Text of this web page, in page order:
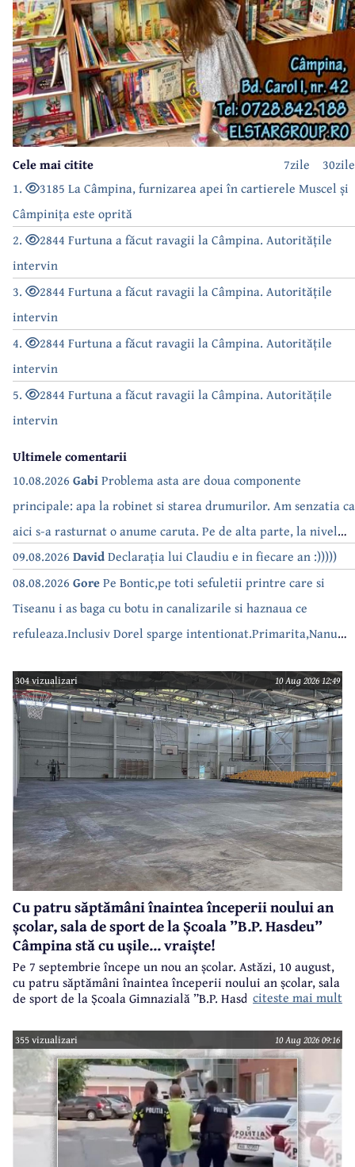
30zile
7zile
Cele mai citite
1.
3185 La Câmpina, furnizarea apei în cartierele Muscel și
Câmpinița este oprită
2.
2844 Furtuna a făcut ravagii la Câmpina. Autoritățile
intervin
3.
2844 Furtuna a făcut ravagii la Câmpina. Autoritățile
intervin
4.
2844 Furtuna a făcut ravagii la Câmpina. Autoritățile
intervin
5.
2844 Furtuna a făcut ravagii la Câmpina. Autoritățile
intervin
Ultimele comentarii
10.08.2026 GabiProblema asta are doua componente
principale: apa la robinet si starea drumurilor. Am senzatia ca
aici s-a rasturnat o anume caruta. Pe de alta parte, la nivel
national, serialul asta deja a difuzat episoadele 'fara apa' si
'fara energie'. Banuiesc ca urmeaza episodul 'fara hrana'.
09.08.2026 DavidDeclarația lui Claudiu e in fiecare an :)))))
08.08.2026 GorePe Bontic,pe toti sefuletii printre care si
Tiseanu i as baga cu botu in canalizarile si haznaua ce
refuleaza.Inclusiv Dorel sparge intentionat.Primarita,Nanu
304 vizualizari 10 Aug 2026 12:49
Cu patru săptămâni înaintea începerii noului an
școlar, sala de sport de la Școala ”B.P. Hasdeu”
Câmpina stă cu ușile... vraiște!
Pe 7 septembrie începe un nou an școlar. Astăzi, 10 august,
cu patru săptămâni înaintea începerii noului an școlar, sala
de sport de la Școala Gimnazială ”B.P. Hasdeu” din Câmpina
citeste mai mult
355 vizualizari 10 Aug 2026 09:16